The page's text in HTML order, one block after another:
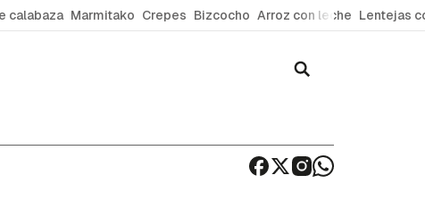
calabaza Marmitako Crepes Bizcocho Arroz con leche Lentejas